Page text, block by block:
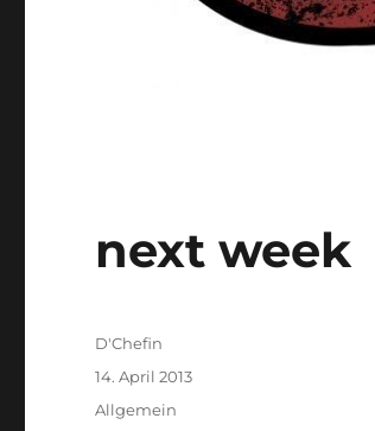
next week
Autor
D'Chefin
Veröffentlicht
am
14. April 2013
Kategorien
Allgemein